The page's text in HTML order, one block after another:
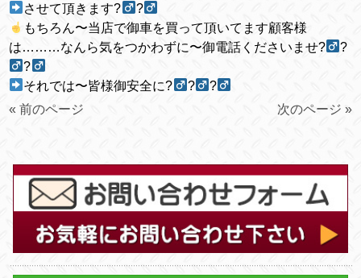
させて頂きます?‍
?‍
もちろん〜当店で御車を買って頂いてます顧客様
は………なんら気をつかわずに〜御電話くださいませ?‍
?‍
?‍
それでは〜皆様御安全に?‍
?‍
?‍
« 前のページ
次のページ »